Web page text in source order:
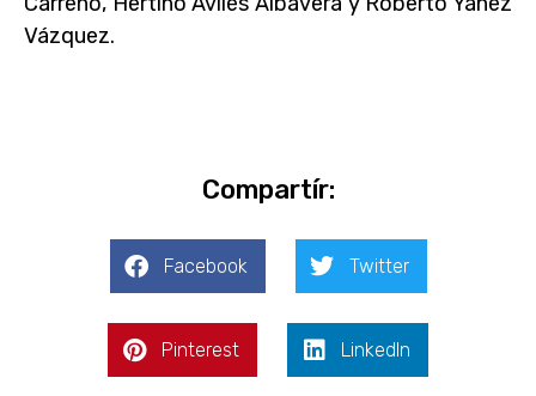
Vázquez.
Compartír:
Facebook Twitter
Pinterest LinkedIn